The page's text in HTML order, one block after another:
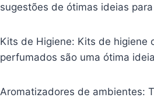
sugestões de ótimas ideias
Kits de Higiene: Kits de higiene
perfumados são uma ótima
Aromatizadores de ambientes: